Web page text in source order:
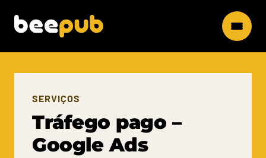
SERVIÇOS
Tráfego pago –
Google Ads